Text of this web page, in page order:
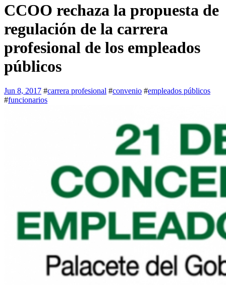
CCOO rechaza la propuesta de
regulación de la carrera
profesional de los empleados
públicos
Jun 8, 2017 #carrera profesional #convenio #empleados públicos
#funcionarios